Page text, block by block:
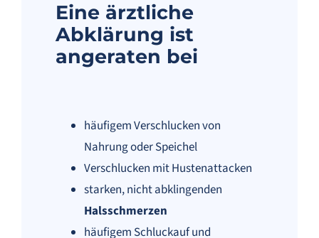
Eine ärztliche
Abklärung ist
angeraten bei
häufigem Verschlucken von
Nahrung oder Speichel
Verschlucken mit Hustenattacken
starken, nicht abklingenden
Halsschmerzen
häufigem Schluckauf und